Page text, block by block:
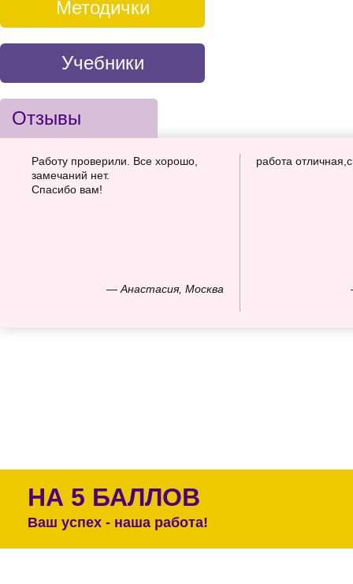
Методички
Учебники
Отзывы
— Анастасия, Москва
Работу проверили. Все хорошо,
замечаний нет.
Спасибо вам!
работа
НА 5 БАЛЛОВ
Ваш успех - наша работа!